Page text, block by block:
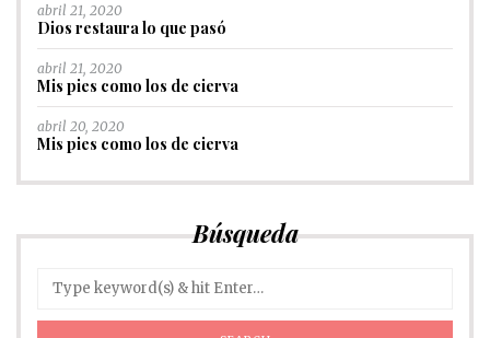
abril 21, 2020
Dios restaura lo que pasó
abril 21, 2020
Mis pies como los de cierva
abril 20, 2020
Mis pies como los de cierva
Búsqueda